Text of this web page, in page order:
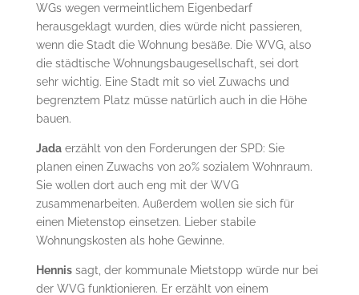
WGs wegen vermeintlichem Eigenbedarf
herausgeklagt wurden, dies würde nicht passieren,
wenn die Stadt die Wohnung besäße. Die WVG, also
die städtische Wohnungsbaugesellschaft, sei dort
sehr wichtig. Eine Stadt mit so viel Zuwachs und
begrenztem Platz müsse natürlich auch in die Höhe
bauen.
Jadaerzählt von den Forderungen der SPD: Sie
planen einen Zuwachs von 20% sozialem Wohnraum.
Sie wollen dort auch eng mit der WVG
zusammenarbeiten. Außerdem wollen sie sich für
einen Mietenstop einsetzen. Lieber stabile
Wohnungskosten als hohe Gewinne.
Hennissagt, der kommunale Mietstopp würde nur bei
der WVG funktionieren. Er erzählt von einem